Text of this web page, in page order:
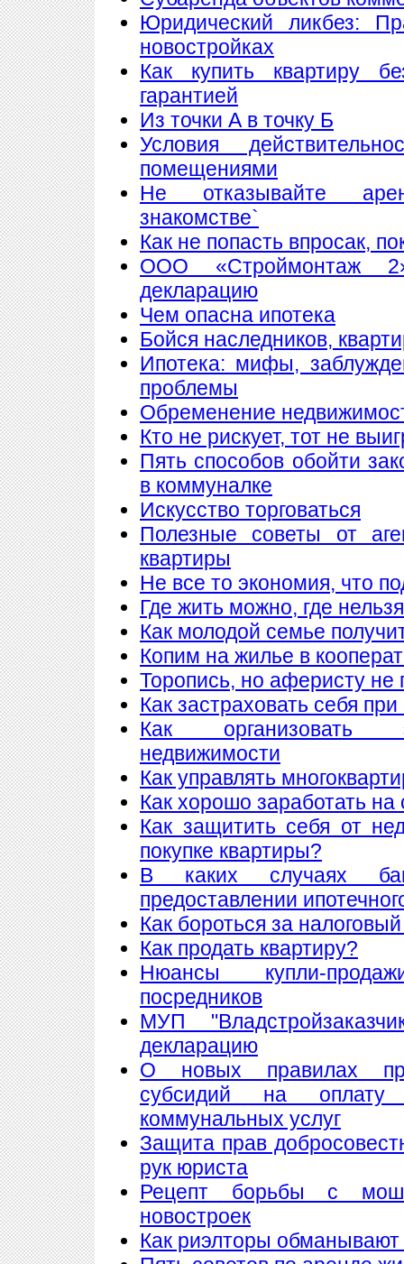
Юридический ликбез:
новостройках
Как купить квартиру
гарантией
Из точки А в точку Б
Условия
помещениями
Не отказывайте
знакомстве`
Как не попасть впросак,
ООО «Строймонтаж
декларацию
Чем опасна ипотека
Бойся наследников,
Ипотека: мифы,
проблемы
Обременение
Кто не рискует, тот не
Пять способов обойти
в коммуналке
Искусство торговаться
Полезные советы от
квартиры
Не все то экономия, что
Где жить можно, где нельзя
Как молодой семье
Копим на жилье в
Торопись, но аферисту не
Как застраховать себя
Как организовать
недвижимости
Как управлять
Как хорошо заработать
Как защитить себя от
покупке квартиры?
В каких случаях
предоставлении
Как бороться за
Как продать квартиру?
Нюансы купли-
посредников
МУП
декларацию
О новых правилах
субсидий на
коммунальных услуг
Защита прав
рук юриста
Рецепт борьбы с
новостроек
Как риэлторы обманывают